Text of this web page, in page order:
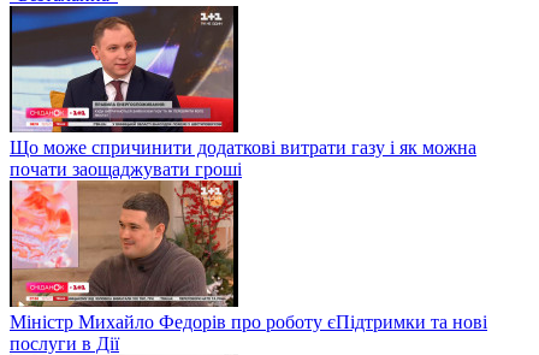
Що може спричинити додаткові витрати газу і як можна
почати заощаджувати гроші
Міністр Михайло Федорів про роботу єПідтримки та нові
послуги в Дії